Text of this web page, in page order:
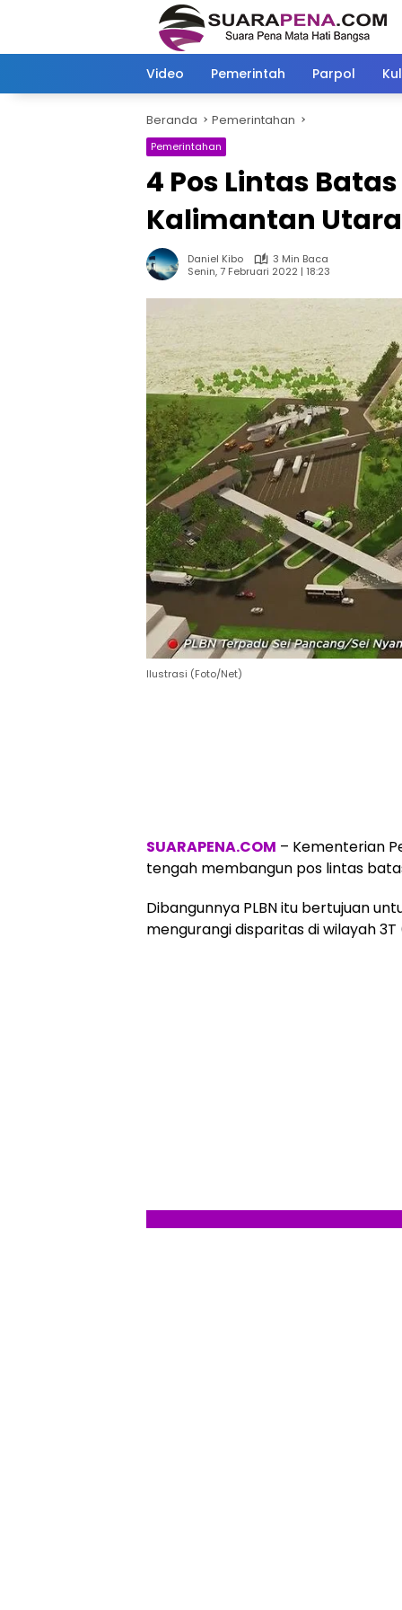
Video Pemerintah Parpol
Beranda Pemerintahan
Pemerintahan
4 Pos Lintas
Kalimantan Utara
Daniel Kibo
3 Min Baca
Senin, 7 Februari 2022 | 18:23
Ilustrasi (Foto/Net)
SUARAPENA.COM – Kementerian
tengah membangun pos lintas
Dibangunnya PLBN itu bertujuan
mengurangi disparitas di wilayah